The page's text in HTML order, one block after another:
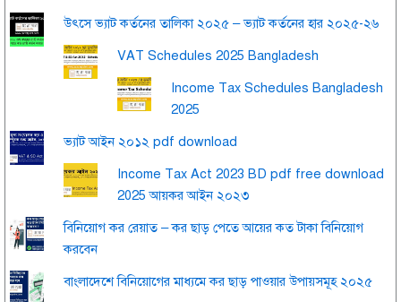
উৎসে ভ্যাট কর্তনের তালিকা ২০২৫ – ভ্যাট কর্তনের হার ২০২৫-২৬
VAT Schedules 2025 Bangladesh
Income Tax Schedules Bangladesh
2025
ভ্যাট আইন ২০১২ pdf download
Income Tax Act 2023 BD pdf free download
2025 আয়কর আইন ২০২৩
বিনিয়োগ কর রেয়াত – কর ছাড় পেতে আয়ের কত টাকা বিনিয়োগ
করবেন
বাংলাদেশে বিনিয়োগের মাধ্যমে কর ছাড় পাওয়ার উপায়সমূহ ২০২৫